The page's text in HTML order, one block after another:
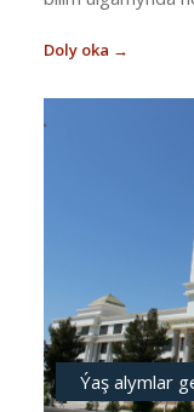
Doly oka →
Ýaş alymlar